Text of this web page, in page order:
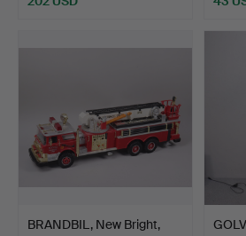
BRANDBIL, New Bright,